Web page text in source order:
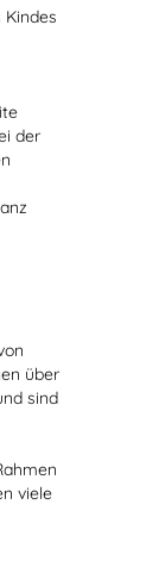
der
über
sind
viele